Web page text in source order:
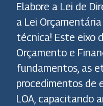
Elabore a Lei de
a Lei
técnica! Este eixo
Orçamento e
fundamentos, as
procedimentos de
LOA, capacitando